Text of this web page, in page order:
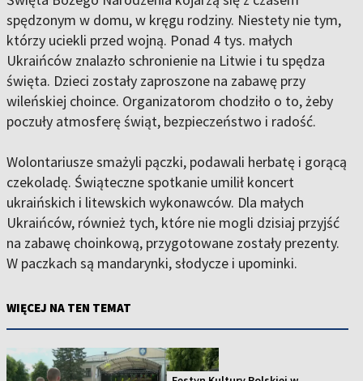
spędzonym w domu, w kręgu rodziny. Niestety nie tym,
którzy uciekli przed wojną. Ponad 4 tys. małych
Ukraińców znalazło schronienie na Litwie i tu spędza
święta. Dzieci zostały zaproszone na zabawę przy
wileńskiej choince. Organizatorom chodziło o to, żeby
poczuły atmosferę świąt, bezpieczeństwo i radość.
Wolontariusze smażyli pączki, podawali herbatę i gorącą
czekoladę. Świąteczne spotkanie umilił koncert
ukraińskich i litewskich wykonawców. Dla małych
Ukraińców, również tych, które nie mogli dzisiaj przyjść
na zabawę choinkową, przygotowane zostały prezenty.
W paczkach są mandarynki, słodycze i upominki.
WIĘCEJ NA TEN TEMAT